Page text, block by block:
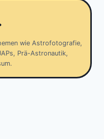
wie Astrofotografie,
Prä-Astronautik,